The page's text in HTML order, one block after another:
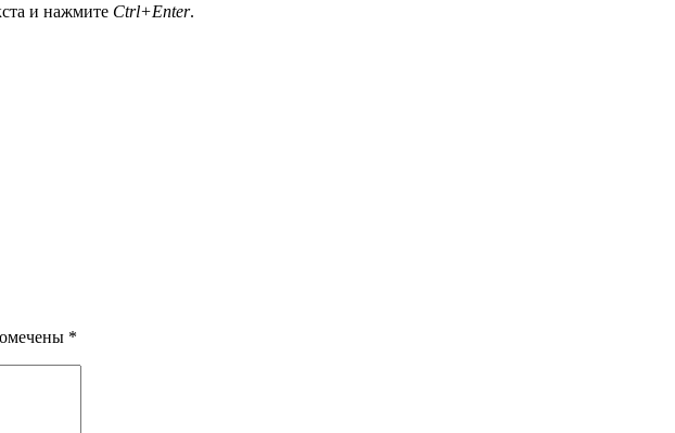
и нажмите Ctrl+Enter.
*